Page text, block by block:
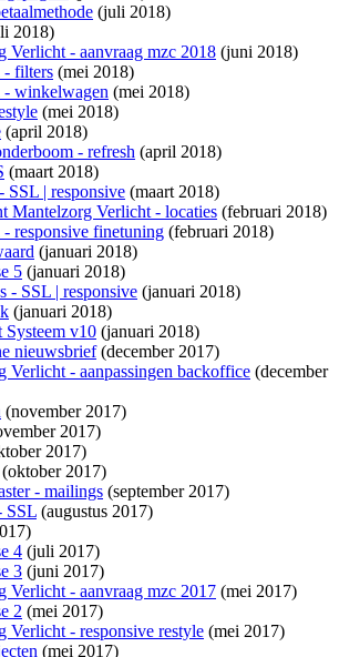
(juli 2018)
2018)
Verlicht - aanvraag mzc 2018 (juni 2018)
- filters (mei 2018)
- winkelwagen (mei 2018)
(mei 2018)
(april 2018)
- refresh (april 2018)
(maart 2018)
| responsive (maart 2018)
Mantelzorg Verlicht - locaties (februari 2018)
responsive finetuning (februari 2018)
(januari 2018)
5 (januari 2018)
- SSL | responsive (januari 2018)
(januari 2018)
Systeem v10 (januari 2018)
nieuwsbrief(december 2017)
Verlicht - aanpassingen backoffice (december
(november 2017)
2017)
2017)
(oktober 2017)
- mailings (september 2017)
SSL (augustus 2017)
4 (juli 2017)
3 (juni 2017)
Verlicht - aanvraag mzc 2017 (mei 2017)
2 (mei 2017)
Verlicht - responsive restyle (mei 2017)
(mei 2017)